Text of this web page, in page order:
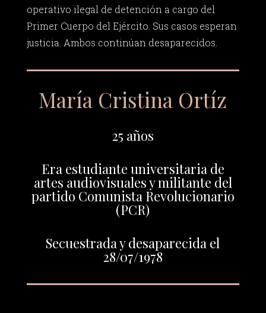
operativo ilegal de detención a cargo del
Primer Cuerpo del Ejército. Sus casos esperan
justicia. Ambos continúan desaparecidos.
María Cristina Ortíz
25 años
Era estudiante universitaria de
artes audiovisuales y militante del
partido Comunista Revolucionario
(PCR)
Secuestrada y desaparecida el
28/07/1978